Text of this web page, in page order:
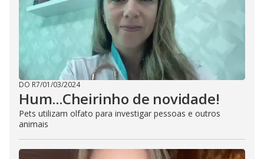
DO R7/01/03/2024
Hum...Cheirinho de novidade!
Pets utilizam olfato para investigar pessoas e outros
animais